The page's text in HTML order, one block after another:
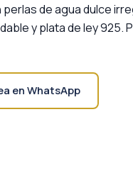
de agua dulce
y plata de ley 925.
en WhatsApp